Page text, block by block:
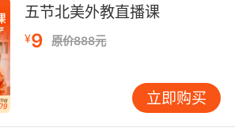
教育理念。如讲解 IB 课程评估
家正确引导孩子学习。此外，
，方便家长随时咨询。当家长
形成教育合力，能为学生营造
环境，促进学生全面适应国际
五节北美外教直播课
¥9 原价888元
立即购买